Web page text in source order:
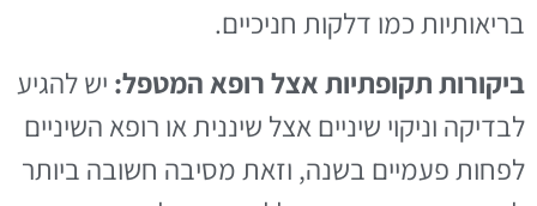
בריאותיות כמו דלקות חניכיים.
ביקורות תקופתיות אצל רופא המטפל: יש להגיע
לבדיקה וניקוי שיניים אצל שיננית או רופא השיניים
לפחות פעמיים בשנה, וזאת מסיבה חשובה ביותר